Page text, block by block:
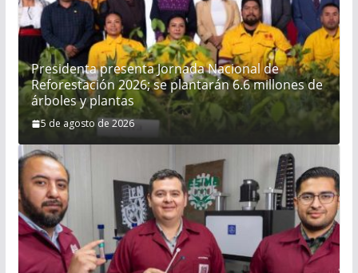
Presidenta presenta Jornada Nacional de
Reforestación 2026; se plantarán 6.6 millones de
árboles y plantas
5 de agosto de 2026